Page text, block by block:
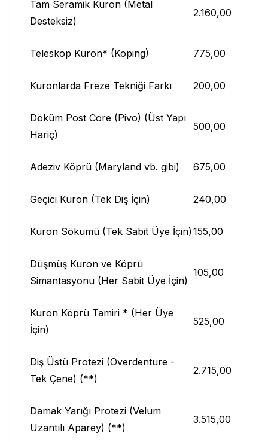
Tam Seramik Kuron (Metal
Desteksiz)
2.160,00
Teleskop Kuron* (Koping) 775,00
Kuronlarda Freze Tekniği Farkı 200,00
Döküm Post Core (Pivo) (Üst Yapı
Hariç)
500,00
Adeziv Köprü (Maryland vb. gibi) 675,00
Geçici Kuron (Tek Diş İçin) 240,00
Kuron Sökümü (Tek Sabit Üye İçin)155,00
Düşmüş Kuron ve Köprü
Simantasyonu (Her Sabit Üye İçin)
105,00
Kuron Köprü Tamiri * (Her Üye
İçin)
525,00
Diş Üstü Protezi (Overdenture -
Tek Çene) (**)
2.715,00
Damak Yarığı Protezi (Velum
Uzantılı Aparey) (**)
3.515,00